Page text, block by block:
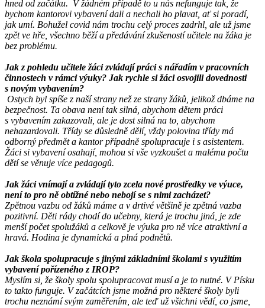
hned od začátku. V žádném případě to u nás nefunguje tak, že
bychom kantorovi vybavení dali a nechali ho plavat, ať si poradí,
jak umí. Bohužel covid nám trochu celý proces zadrhl, ale už jsme
zpět ve hře, všechno běží a předávání zkušeností učitele na žáka je
bez problému.
Jak z pohledu učitele žáci zvládají práci s nářadím v pracovních
činnostech v rámci výuky? Jak rychle si žáci osvojili dovednosti
s novým vybavením?
Ostych byl spíše z naší strany než ze strany žáků, jelikož dbáme na
bezpečnost. Ta obava není tak silná, abychom dětem práci
s vybavením zakazovali, ale je dost silná na to, abychom
nehazardovali. Třídy se důsledně dělí, vždy polovina třídy má
odborný předmět a kantor případně spolupracuje i s asistentem.
Žáci si vybavení osahají, mohou si vše vyzkoušet a malému počtu
dětí se věnuje více pedagogů.
Jak žáci vnímají a zvládají tyto zcela nové prostředky ve výuce,
není to pro ně obtížné nebo nebojí se s nimi zacházet?
Zpětnou vazbu od žáků máme a v drtivé většině je zpětná vazba
pozitivní. Děti rády chodí do učebny, která je trochu jiná, je zde
menší počet spolužáků a celkově je výuka pro ně více atraktivní a
hravá. Hodina je dynamická a plná podnětů.
Jak škola spolupracuje s jinými základními školami s využitím
vybavení pořízeného z IROP?
Myslím si, že školy spolu spolupracovat musí a je to nutné. V Písku
to takto funguje. V začátcích jsme možná pro některé školy byli
trochu neznámí svým zaměřením, ale teď už všichni vědí, co jsme,